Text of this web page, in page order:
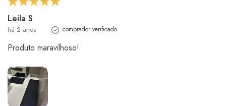
Leila S
há 2 anos comprador verificado
Produto maravilhoso!